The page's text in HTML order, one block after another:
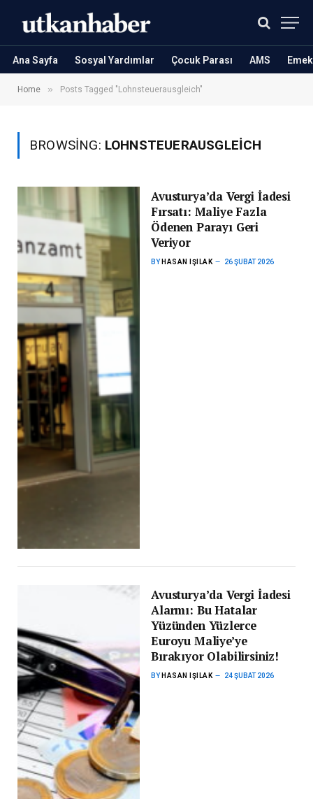
Ana Sayfa Sosyal Yardımlar Çocuk Parası AMS
Home » Posts Tagged "Lohnsteuerausgleich"
BROWSING: LOHNSTEUERAUSGLEICH
Avusturya’da Vergi İadesi
Fırsatı: Maliye Fazla
Ödenen Parayı Geri
Veriyor
BY HASAN IŞILAK 26 ŞUBAT 2026
Avusturya’da Vergi İadesi
Alarmı: Bu Hatalar
Yüzünden Yüzlerce
Euroyu Maliye’ye
Bırakıyor Olabilirsiniz!
BY HASAN IŞILAK 24 ŞUBAT 2026